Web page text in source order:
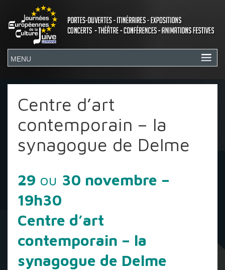
Centre d’art
contemporain – la
synagogue de Delme
29 ou 30 novembre –
19h30
Centre d’art
contemporain – la
synagogue de Delme